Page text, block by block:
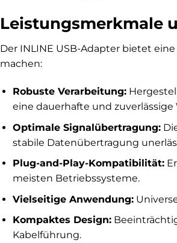
Leistungsmerkmale
Der INLINE USB-Adapter bietet
machen:
Robuste Verarbeitung:
eine dauerhafte und
Optimale Signalübertragung:
stabile Datenübertragung
Plug-and-Play-Kompatibilität:
meisten Betriebssysteme.
Vielseitige Anwendung:
Kompaktes Design:
Kabelführung.